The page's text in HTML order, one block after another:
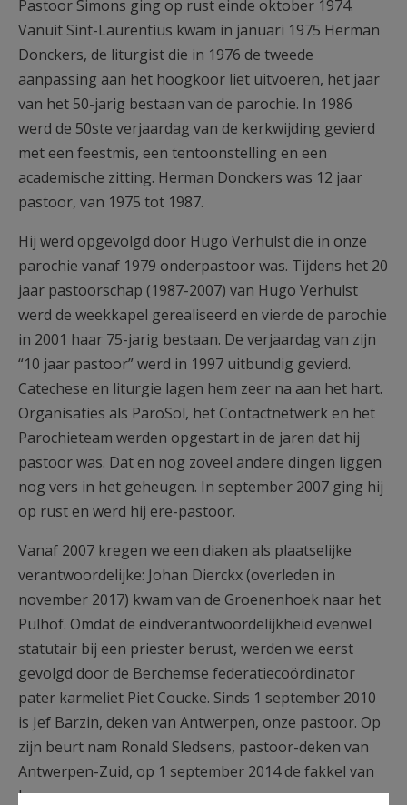
Pastoor Simons ging op rust einde oktober 1974.
Vanuit Sint-Laurentius kwam in januari 1975 Herman
Donckers, de liturgist die in 1976 de tweede
aanpassing aan het hoogkoor liet uitvoeren, het jaar
van het 50-jarig bestaan van de parochie. In 1986
werd de 50ste verjaardag van de kerkwijding gevierd
met een feestmis, een tentoonstelling en een
academische zitting. Herman Donckers was 12 jaar
pastoor, van 1975 tot 1987.
Hij werd opgevolgd door Hugo Verhulst die in onze
parochie vanaf 1979 onderpastoor was. Tijdens het 20
jaar pastoorschap (1987-2007) van Hugo Verhulst
werd de weekkapel gerealiseerd en vierde de parochie
in 2001 haar 75-jarig bestaan. De verjaardag van zijn
“10 jaar pastoor” werd in 1997 uitbundig gevierd.
Catechese en liturgie lagen hem zeer na aan het hart.
Organisaties als ParoSol, het Contactnetwerk en het
Parochieteam werden opgestart in de jaren dat hij
pastoor was. Dat en nog zoveel andere dingen liggen
nog vers in het geheugen. In september 2007 ging hij
op rust en werd hij ere-pastoor.
Vanaf 2007 kregen we een diaken als plaatselijke
verantwoordelijke: Johan Dierckx (overleden in
november 2017) kwam van de Groenenhoek naar het
Pulhof. Omdat de eindverantwoordelijkheid evenwel
statutair bij een priester berust, werden we eerst
gevolgd door de Berchemse federatiecoördinator
pater karmeliet Piet Coucke. Sinds 1 september 2010
is Jef Barzin, deken van Antwerpen, onze pastoor. Op
zijn beurt nam Ronald Sledsens, pastoor-deken van
Antwerpen-Zuid, op 1 september 2014 de fakkel van
hem over.